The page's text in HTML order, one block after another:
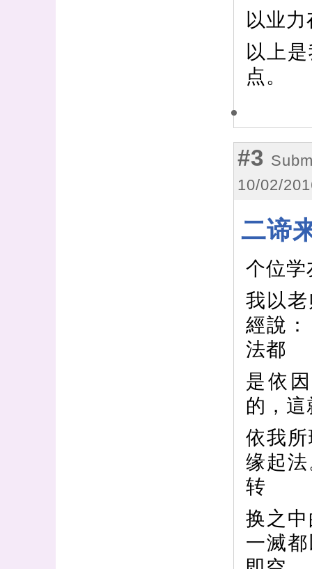
以业
以上
点。
#3
10/02/
二谛
个位学
我以老
經說
法都
是依
的，這
依我
缘起
转
换之
一滅